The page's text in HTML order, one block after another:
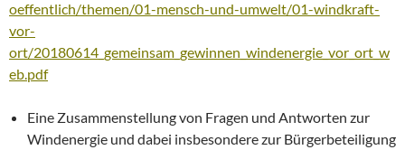
oeffentlich/themen/01-mensch-und-umwelt/01-windkraft-
vor-
ort/20180614_gemeinsam_gewinnen_windenergie_vor_ort_w
eb.pdf
Eine Zusammenstellung von Fragen und Antworten zur
Windenergie und dabei insbesondere zur Bürgerbeteiligung